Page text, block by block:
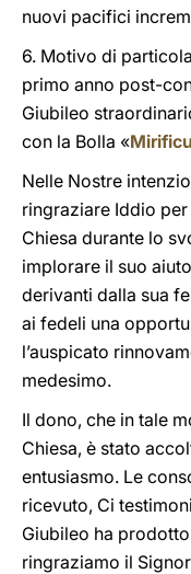
nuovi pacifici
6. Motivo di
primo anno post-
Giubileo
con la Bolla «
Nelle Nostre
ringraziare Iddio
Chiesa durante lo
implorare il suo
derivanti dalla sua
ai fedeli una
l’auspicato
medesimo.
Il dono, che in tale
Chiesa, è stato
entusiasmo. Le
ricevuto, Ci
Giubileo ha
ringraziamo il